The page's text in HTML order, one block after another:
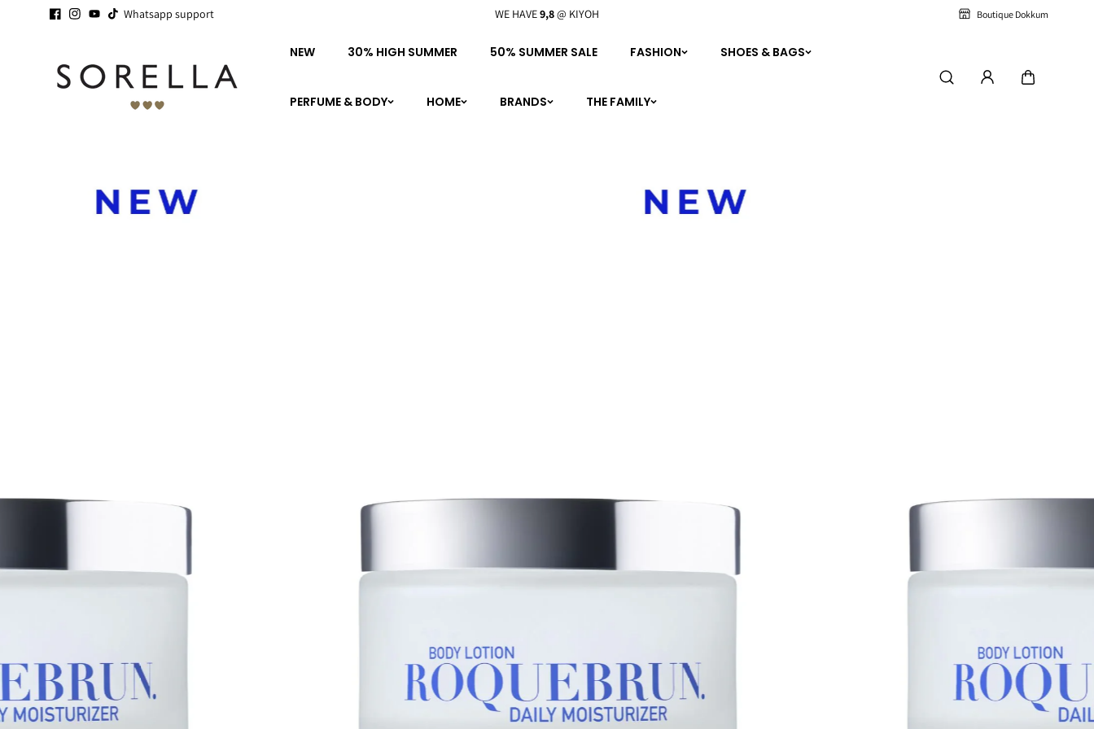
Ga naar
de Whatsapp support
16 YEARS SORELLA - STAPELSALEIS STARTING - WE HAVE9,8@ KIYOH Boutique Dokkum
NEW 30% HIGH SUMMER 50% SUMMER SALE FASHION SHOES & BAGS
PERFUME & BODY HOME BRANDS THE FAMILY
personal shopping